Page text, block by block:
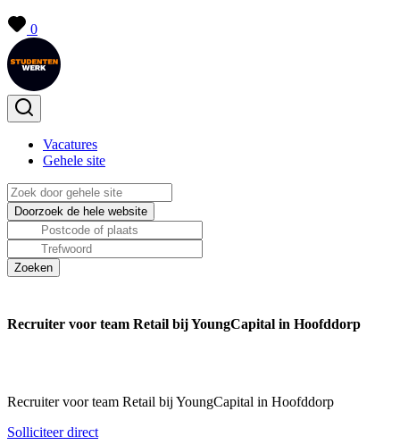
0
Vacatures
Gehele site
Recruiter voor team Retail bij YoungCapital in Hoofddorp
Recruiter voor team Retail bij YoungCapital in Hoofddorp
Solliciteer direct